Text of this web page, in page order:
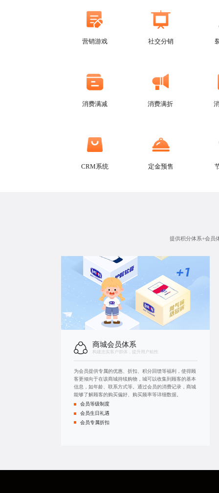
营销游戏 社交分销
消费满减 消费满折
CRM系统 定金预售
提供积分体系+会员
商城会员体系
构建忠实客户群体，提升用户粘性
为会员提供专属的优惠、折扣、积分回馈等福利，使得顾
客更倾向于在该商城持续购物，城可以收集到顾客的基本
信息，如年龄、联系方式等。通过会员的消费记录，商城
能够了解顾客的购买偏好、购买频率等详细数据。
会员等级制度
会员生日礼遇
会员专属折扣